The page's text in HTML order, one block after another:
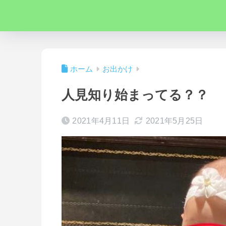
ホーム お出かけ
人見知り始まってる？？
2021年4月11日 2021年5月25日